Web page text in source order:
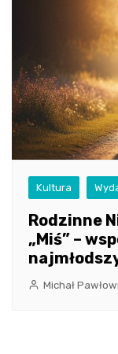
Kultura
Rodzinne
„Miś” –
Michał